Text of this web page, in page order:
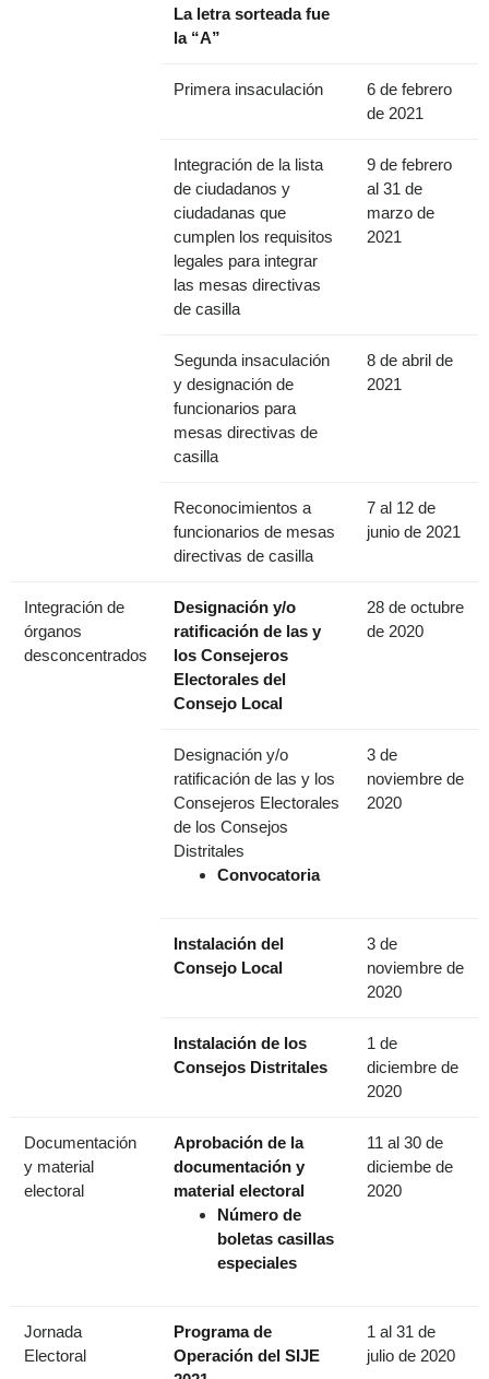
La letra sorteada fue
la “A”
Primera insaculación
6 de febrero
de 2021
Integración de la lista
de ciudadanos y
ciudadanas que
cumplen los requisitos
legales para integrar
las mesas directivas
de casilla
9 de febrero
al 31 de
marzo de
2021
Segunda insaculación
y designación de
funcionarios para
mesas directivas de
casilla
8 de abril de
2021
Reconocimientos a
funcionarios de mesas
directivas de casilla
7 al 12 de
junio de 2021
Integración de
órganos
desconcentrados
Designación y/o
ratificación de las y
los Consejeros
Electorales del
Consejo Local
28 de octubre
de 2020
Designación y/o
ratificación de las y los
Consejeros Electorales
de los Consejos
Distritales
Convocatoria
3 de
noviembre de
2020
Instalación del
Consejo Local
3 de
noviembre de
2020
Instalación de los
Consejos Distritales
1 de
diciembre de
2020
Documentación
y material
electoral
Aprobación de la
documentación y
material electoral
Número de
boletas casillas
especiales
11 al 30 de
diciembe de
2020
Jornada
Electoral
Programa de
Operación del SIJE
1 al 31 de
julio de 2020